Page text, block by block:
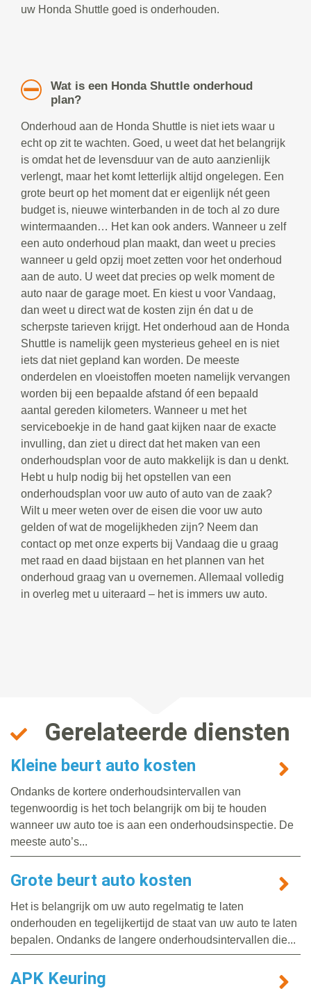
uw Honda Shuttle goed is onderhouden.
Wat is een Honda Shuttle onderhoud
plan?
Onderhoud aan de Honda Shuttle is niet iets waar u
echt op zit te wachten. Goed, u weet dat het belangrijk
is omdat het de levensduur van de auto aanzienlijk
verlengt, maar het komt letterlijk altijd ongelegen. Een
grote beurt op het moment dat er eigenlijk nét geen
budget is, nieuwe winterbanden in de toch al zo dure
wintermaanden… Het kan ook anders. Wanneer u zelf
een auto onderhoud plan maakt, dan weet u precies
wanneer u geld opzij moet zetten voor het onderhoud
aan de auto. U weet dat precies op welk moment de
auto naar de garage moet. En kiest u voor Vandaag,
dan weet u direct wat de kosten zijn én dat u de
scherpste tarieven krijgt. Het onderhoud aan de Honda
Shuttle is namelijk geen mysterieus geheel en is niet
iets dat niet gepland kan worden. De meeste
onderdelen en vloeistoffen moeten namelijk vervangen
worden bij een bepaalde afstand óf een bepaald
aantal gereden kilometers. Wanneer u met het
serviceboekje in de hand gaat kijken naar de exacte
invulling, dan ziet u direct dat het maken van een
onderhoudsplan voor de auto makkelijk is dan u denkt.
Hebt u hulp nodig bij het opstellen van een
onderhoudsplan voor uw auto of auto van de zaak?
Wilt u meer weten over de eisen die voor uw auto
gelden of wat de mogelijkheden zijn? Neem dan
contact op met onze experts bij Vandaag die u graag
met raad en daad bijstaan en het plannen van het
onderhoud graag van u overnemen. Allemaal volledig
in overleg met u uiteraard – het is immers uw auto.
Gerelateerde diensten
Kleine beurt auto kosten
Ondanks de kortere onderhoudsintervallen van
tegenwoordig is het toch belangrijk om bij te houden
wanneer uw auto toe is aan een onderhoudsinspectie. De
meeste auto’s...
Grote beurt auto kosten
Het is belangrijk om uw auto regelmatig te laten
onderhouden en tegelijkertijd de staat van uw auto te laten
bepalen. Ondanks de langere onderhoudsintervallen die...
APK Keuring